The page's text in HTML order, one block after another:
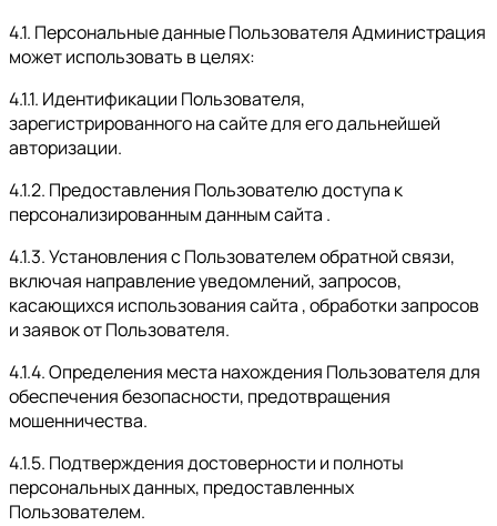
4.1. Персональные данные Пользователя Администрация
может использовать в целях:
4.1.1. Идентификации Пользователя,
зарегистрированного на сайте для его дальнейшей
авторизации.
4.1.2. Предоставления Пользователю доступа к
персонализированным данным сайта .
4.1.3. Установления с Пользователем обратной связи,
включая направление уведомлений, запросов,
касающихся использования сайта , обработки запросов
и заявок от Пользователя.
4.1.4. Определения места нахождения Пользователя для
обеспечения безопасности, предотвращения
мошенничества.
4.1.5. Подтверждения достоверности и полноты
персональных данных, предоставленных
Пользователем.